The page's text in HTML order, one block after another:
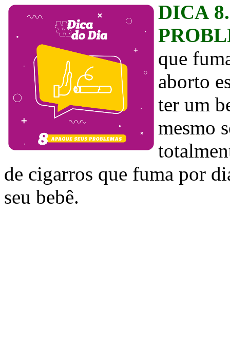
DICA
que
aborto
ter um
mesmo
de cigarros que fuma por
seu bebê.